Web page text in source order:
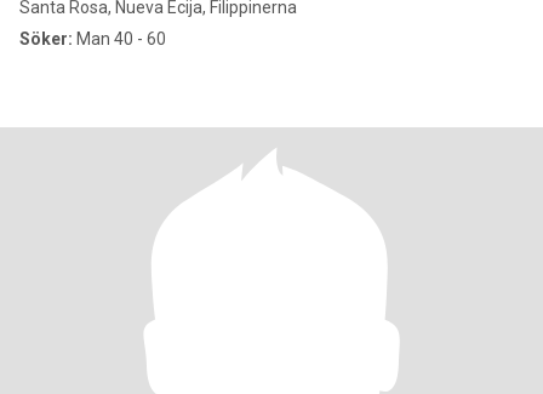
Santa Rosa, Nueva Ecija, Filippinerna
Söker: Man 40 - 60